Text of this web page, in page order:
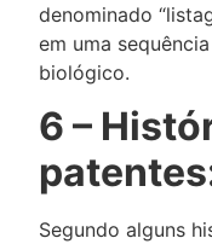
denominado
em uma
biológico.
6 –
Segundo alguns